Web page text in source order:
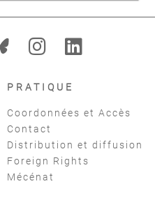
PRATIQUE
Coordonnées et Accès
Contact
Distribution et diffusion
Foreign Rights
Mécénat